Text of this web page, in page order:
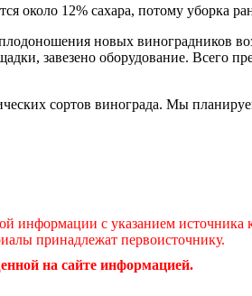
около 12% сахара, потому уборка
новых виноградников
завезено оборудование. Всего
сортов винограда. Мы
информации с указанием источника
принадлежат первоисточнику.
на сайте информацией.